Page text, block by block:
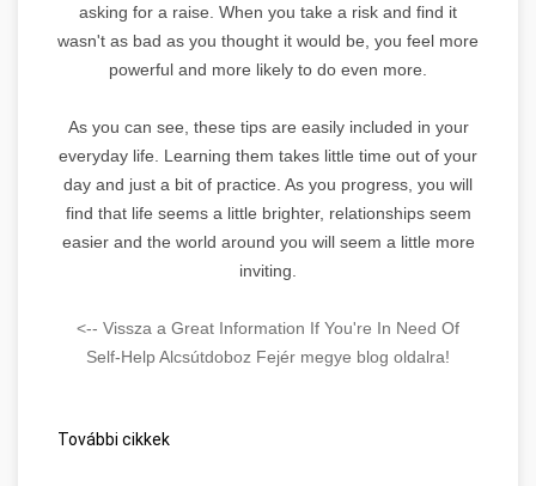
asking for a raise. When you take a risk and find it
wasn't as bad as you thought it would be, you feel more
powerful and more likely to do even more.
As you can see, these tips are easily included in your
everyday life. Learning them takes little time out of your
day and just a bit of practice. As you progress, you will
find that life seems a little brighter, relationships seem
easier and the world around you will seem a little more
inviting.
<-- Vissza a Great Information If You're In Need Of
Self-Help Alcsútdoboz Fejér megye blog oldalra!
További cikkek